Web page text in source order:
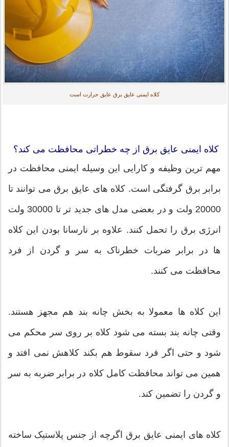
کلاه ایمنی عایق برق عایق حرارت است
کلاه ایمنی عایق برق از چه خطراتی محافظت می کند؟
مهم ترین وظیفه و کارایی این وسیله ایمنی محافظت در
برابر برق گرفتگی است. کلاه های عایق برق می توانند تا
20000 ولت و در بعضی مدل های جدید تر تا 30000 ولت
انرژی برق را تحمل کنند. علاوه بر نارسانا بودن این کلاه
ها در برابر ضربات خطرناک به سر و گردن از فرد
محافظت می کنند.
این کلاه ها معمولا به بخش چانه بند هم مجهز هستند.
وقتی چانه بند بسته می شود کلاه بر روی سر محکم می
شود و حتی اگر فرد سقوط هم بکند کلاهش نمی افتد و
همین می تواند محافظت کامل کلاه در برابر ضربه به سر
و گردن را تضمین کند.
کلاه های ایمنی عایق برق اگرچه از جنس پلاستیک ساخته